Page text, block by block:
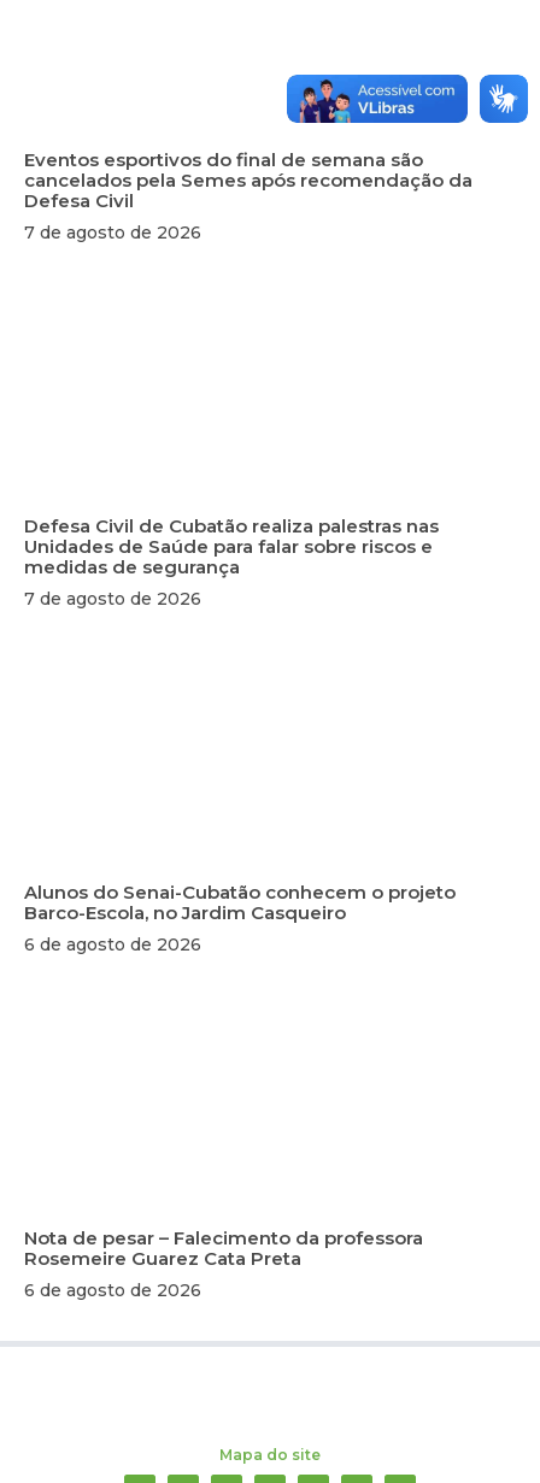
Eventos esportivos do final de semana são
cancelados pela Semes após recomendação da
Defesa Civil
7 de agosto de 2026
Defesa Civil de Cubatão realiza palestras nas
Unidades de Saúde para falar sobre riscos e
medidas de segurança
7 de agosto de 2026
Alunos do Senai-Cubatão conhecem o projeto
Barco-Escola, no Jardim Casqueiro
6 de agosto de 2026
Nota de pesar – Falecimento da professora
Rosemeire Guarez Cata Preta
6 de agosto de 2026
Mapa do site